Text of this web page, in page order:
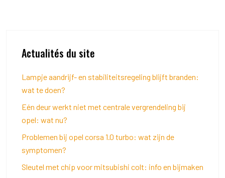
Actualités du site
Lampje aandrijf- en stabiliteitsregeling blijft branden:
wat te doen?
Eén deur werkt niet met centrale vergrendeling bij
opel: wat nu?
Problemen bij opel corsa 1.0 turbo: wat zijn de
symptomen?
Sleutel met chip voor mitsubishi colt: info en bijmaken